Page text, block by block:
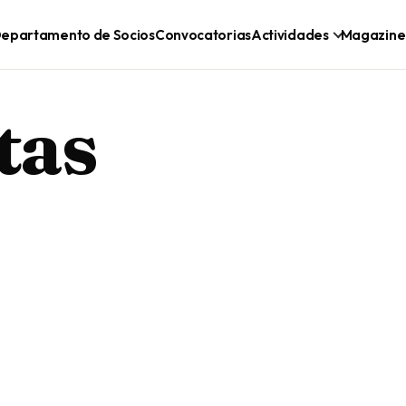
de SociosConvocatoriasActividades Magazine